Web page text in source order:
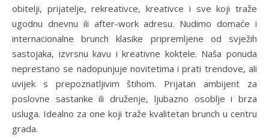
obitelji, prijatelje, rekreativce, kreativce i sve koji traže
ugodnu dnevnu ili after-work adresu. Nudimo domaće i
internacionalne brunch klasike pripremljene od svježih
sastojaka, izvrsnu kavu i kreativne koktele. Naša ponuda
neprestano se nadopunjuje novitetima i prati trendove, ali
uvijek s prepoznatljivim štihom. Prijatan ambijent za
poslovne sastanke ili druženje, ljubazno osoblje i brza
usluga. Idealno za one koji traže kvalitetan brunch u centru
grada.